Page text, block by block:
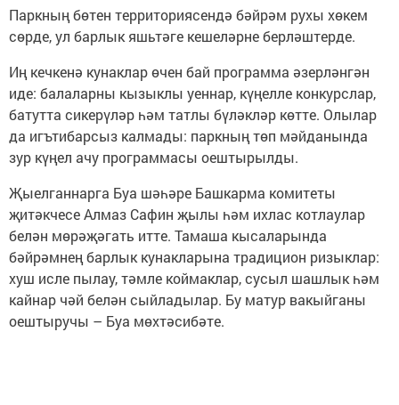
Паркның бөтен территориясендә бәйрәм рухы хөкем
сөрде, ул барлык яшьтәге кешеләрне берләштерде.
Иң кечкенә кунаклар өчен бай программа әзерләнгән
иде: балаларны кызыклы уеннар, күңелле конкурслар,
батутта сикерүләр һәм татлы бүләкләр көтте. Олылар
да игътибарсыз калмады: паркның төп мәйданында
зур күңел ачу программасы оештырылды.
Җыелганнарга Буа шәһәре Башкарма комитеты
җитәкчесе Алмаз Сафин җылы һәм ихлас котлаулар
белән мөрәҗәгать итте. Тамаша кысаларында
бәйрәмнең барлык кунакларына традицион ризыклар:
хуш исле пылау, тәмле коймаклар, сусыл шашлык һәм
кайнар чәй белән сыйладылар. Бу матур вакыйганы
оештыручы – Буа мөхтәсибәте.